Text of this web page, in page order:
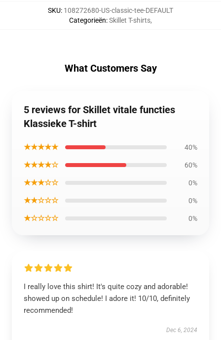
SKU: 108272680-US-classic-tee-DEFAULT
Categorieën:Skillet T-shirts,
What Customers Say
5 reviews for Skillet vitale functies
Klassieke T-shirt
★★★★★ 40%
★★★★☆ 60%
★★★☆☆ 0%
★★☆☆☆ 0%
★☆☆☆☆ 0%
I really love this shirt! It's quite cozy and adorable!
showed up on schedule! I adore it! 10/10, definitely
recommended!
Dec 6, 2024